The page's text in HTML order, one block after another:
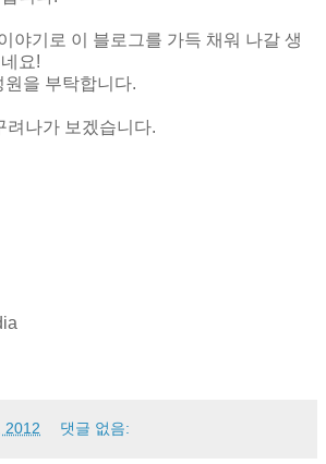
야기로 이 블로그를 가득 채워 나갈 생
요!
원을 부탁합니다.
려나가 보겠습니다.
2012 댓글 없음: